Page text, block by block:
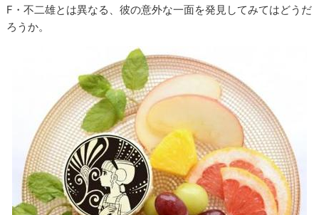
F・不二雄とは異なる、彼の意外な一面を発見してみてはどうだ
ろうか。